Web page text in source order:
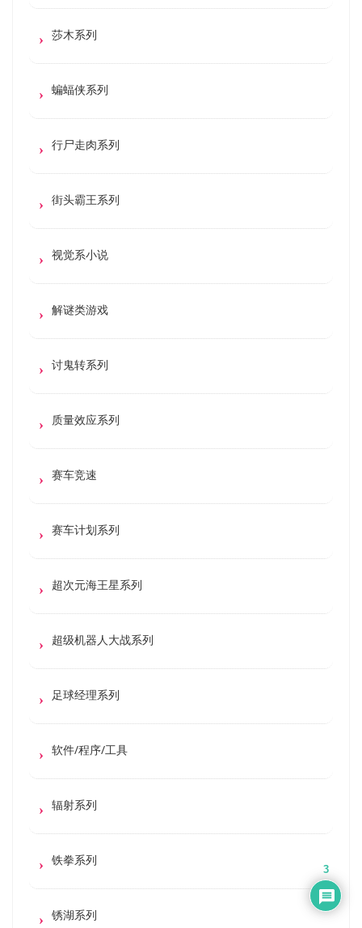
莎木系列
蝙蝠侠系列
行尸走肉系列
街头霸王系列
视觉系小说
解谜类游戏
讨鬼转系列
质量效应系列
赛车竞速
赛车计划系列
超次元海王星系列
超级机器人大战系列
足球经理系列
软件/程序/工具
辐射系列
铁拳系列
锈湖系列
3